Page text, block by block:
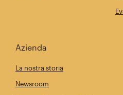
Azienda
La nostra storia
Newsroom